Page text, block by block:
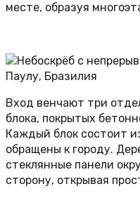
месте, образуя
Вход венчают три
блока, покрытых
Каждый блок состоит
обращены к городу.
стеклянные панели
сторону, открывая